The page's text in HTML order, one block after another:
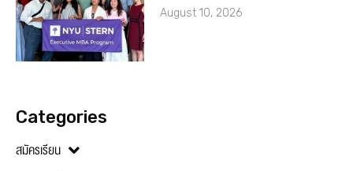
August 10, 2026
Categories
สมัครเรียน